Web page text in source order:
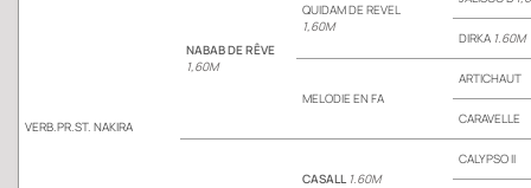
VERB.PR.ST. NAKIRA
NABAB DE RÊVE
1,60M
QUIDAM DE REVEL
1,60M
DIRKA 1.60M
MELODIE EN FA
ARTICHAUT
CARAVELLE
CASALL 1.60M
CALYPSO II